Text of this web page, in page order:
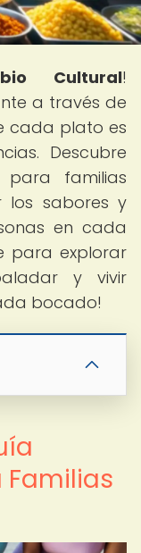
Cultural!
a través de
cada plato es
Descubre
para familias
los sabores y
en cada
para explorar
y vivir
bocado!